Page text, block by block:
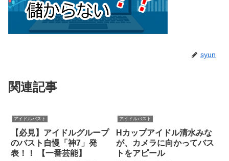
syun
関連記事
アイドルバスト
【必見】アイドルグループ
のバスト自慢「神7」発
表！！ 【一番芸能】
アイドルバスト
Hカップアイドル清水みな
が、カメラに向かってバス
トをアピール